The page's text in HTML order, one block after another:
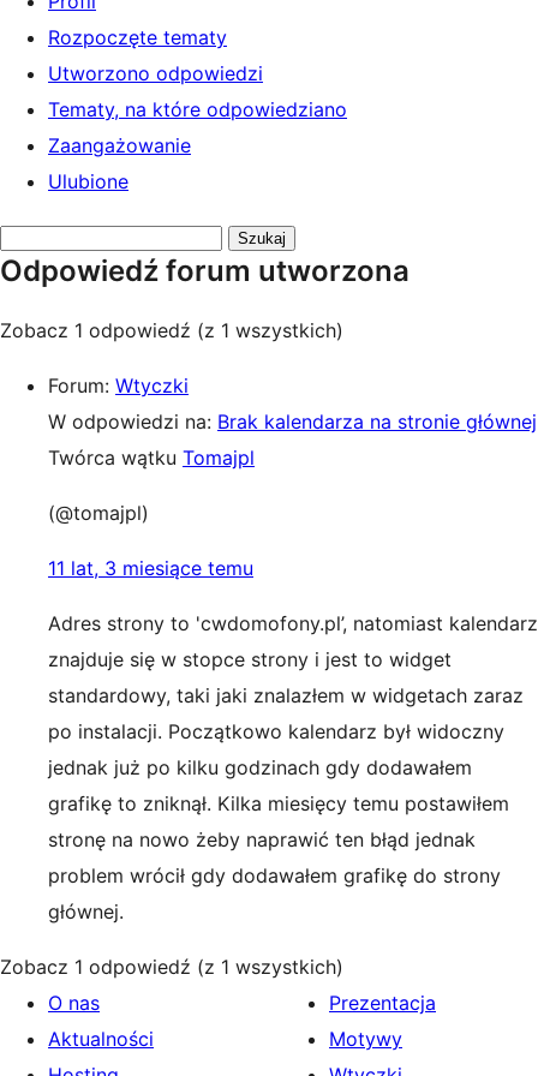
Rozpoczęte tematy
Utworzono odpowiedzi
Tematy, na które odpowiedziano
Zaangażowanie
Ulubione
odpowiedzi:
Odpowiedź forum utworzona
Zobacz 1 odpowiedź (z 1 wszystkich)
Forum: Wtyczki
W odpowiedzi na: Brak kalendarza na stronie głównej
Twórca wątku Tomajpl
(@tomajpl)
11 lat, 3 miesiące temu
Adres strony to 'cwdomofony.pl’, natomiast kalendarz
znajduje się w stopce strony i jest to widget
standardowy, taki jaki znalazłem w widgetach zaraz
po instalacji. Początkowo kalendarz był widoczny
jednak już po kilku godzinach gdy dodawałem
grafikę to zniknął. Kilka miesięcy temu postawiłem
stronę na nowo żeby naprawić ten błąd jednak
problem wrócił gdy dodawałem grafikę do strony
głównej.
Zobacz 1 odpowiedź (z 1 wszystkich)
O nas
Aktualności
Prezentacja
Motywy